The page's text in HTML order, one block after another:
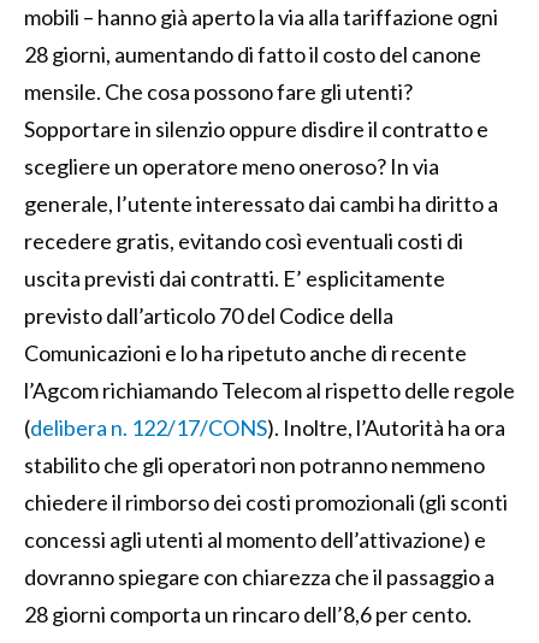
mobili – hanno già aperto la via alla tariffazione ogni
28 giorni, aumentando di fatto il costo del canone
mensile. Che cosa possono fare gli utenti?
Sopportare in silenzio oppure disdire il contratto e
scegliere un operatore meno oneroso? In via
generale, l’utente interessato dai cambi ha diritto a
recedere gratis, evitando così eventuali costi di
uscita previsti dai contratti. E’ esplicitamente
previsto dall’articolo 70 del Codice della
Comunicazioni e lo ha ripetuto anche di recente
l’Agcom richiamando Telecom al rispetto delle regole
(delibera n. 122/17/CONS). Inoltre, l’Autorità ha ora
stabilito che gli operatori non potranno nemmeno
chiedere il rimborso dei costi promozionali (gli sconti
concessi agli utenti al momento dell’attivazione) e
dovranno spiegare con chiarezza che il passaggio a
28 giorni comporta un rincaro dell’8,6 per cento.